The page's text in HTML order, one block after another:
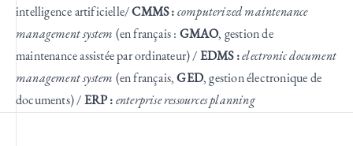
intelligence artificielle/CMMS :computerized maintenance
management system (en français : GMAO, gestion de
maintenance assistée par ordinateur) /EDMS :electronic document
management system (en français,GED, gestion électronique de
documents)/ERP :enterprise ressources planning